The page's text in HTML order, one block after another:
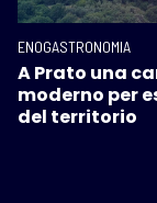
ENOGASTRONOMIA
A Prato una
moderno per
del territorio